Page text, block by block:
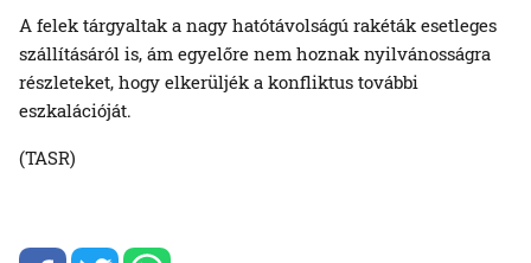
A felek tárgyaltak a nagy hatótávolságú rakéták esetleges
szállításáról is, ám egyelőre nem hoznak nyilvánosságra
részleteket, hogy elkerüljék a konfliktus további
eszkalációját.
(TASR)